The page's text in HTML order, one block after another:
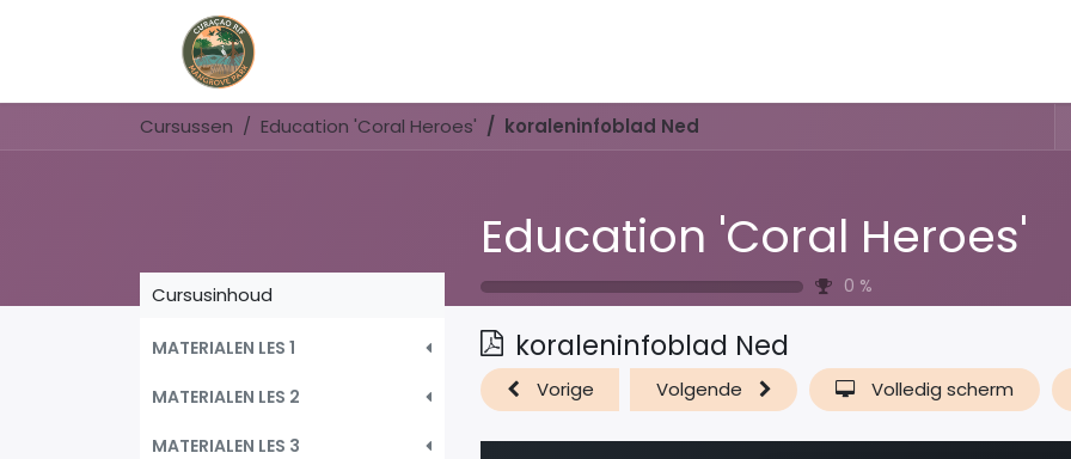
Cursussen Education 'Coral Heroes' koraleninfoblad Ned
Education 'Coral Heroes'
0 %
Cursusinhoud
MATERIALEN LES 1
MATERIALEN LES 2
MATERIALEN LES 3
koraleninfoblad Ned
Vorige Volgende Volledig scherm